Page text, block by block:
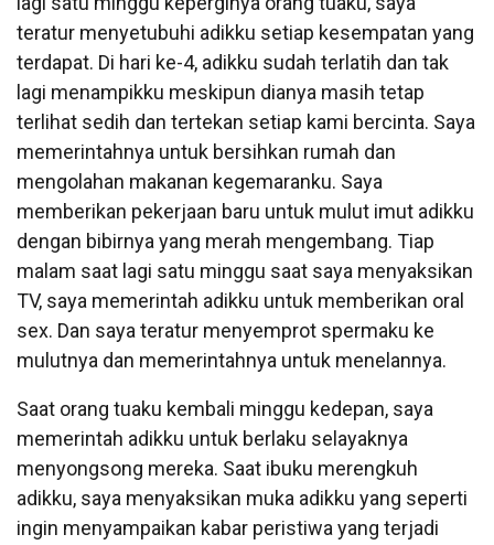
teratur menyetubuhi adikku setiap kesempatan yang
terdapat. Di hari ke-4, adikku sudah terlatih dan tak
lagi menampikku meskipun dianya masih tetap
terlihat sedih dan tertekan setiap kami bercinta. Saya
memerintahnya untuk bersihkan rumah dan
mengolahan makanan kegemaranku. Saya
memberikan pekerjaan baru untuk mulut imut adikku
dengan bibirnya yang merah mengembang. Tiap
malam saat lagi satu minggu saat saya menyaksikan
TV, saya memerintah adikku untuk memberikan oral
sex. Dan saya teratur menyemprot spermaku ke
mulutnya dan memerintahnya untuk menelannya.
Saat orang tuaku kembali minggu kedepan, saya
memerintah adikku untuk berlaku selayaknya
menyongsong mereka. Saat ibuku merengkuh
adikku, saya menyaksikan muka adikku yang seperti
ingin menyampaikan kabar peristiwa yang terjadi